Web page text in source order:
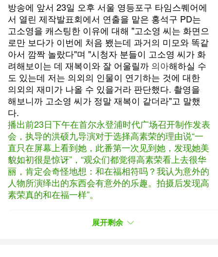
방송에 앞서 23일 오후 서울 영등포구 타임스퀘어에
서 열린 제작발표회에서 연출을 맡은 홍석구 PD는
고소영을 캐스팅한 이유에 대해 "고소영 씨는 화면으
로만 보다가 이번에 처음 뵀는데 과거의 미모와 똑같
아서 깜짝 놀랐다"며 "시청자 분들이 고소영 씨가 화
려해보이는 데 재복이와 잘 어울릴까 의아해하실 수
도 있는데 저는 의외의 인물이 연기하는 것에 대한
의외의 재미가 나올 수 있을거라 판단했다. 촬영을
해보니까 고소영 씨가 정말 재복이 같더라"고 말했
다.
播出前23日下午在首尔永登浦时代广场召开制作发表
会，执导的洪硕九导演对于选择高素荣的理由说“一
直只在屏幕上看到她，此番第一次见到她，发现她美
貌如初很是惊讶”，“观众们都觉得高素荣看上去很华
丽，肯定会奇怪地想：和在福相符吗？我认为意外的
人物所演绎出的东西会有意外的乐趣。拍摄后发现高
素荣真的和在福一样”。
이유에 대해 "10년만의 복귀라 스포트라이트를 받는
展开剩余